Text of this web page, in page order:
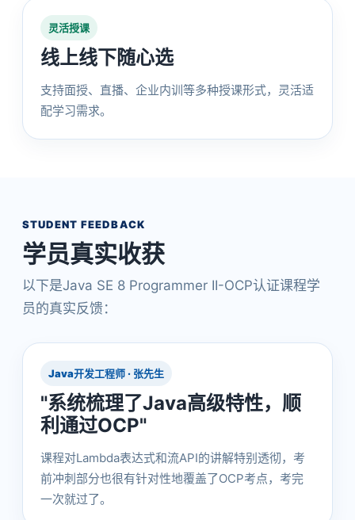
灵活授课
线上线下随心选
支持面授、直播、企业内训等多种授课形式，灵活适
配学习需求。
STUDENT FEEDBACK
学员真实收获
以下是Java SE 8 Programmer II-OCP认证课程学
员的真实反馈：
Java开发工程师 · 张先生
"系统梳理了Java高级特性，顺
利通过OCP"
课程对Lambda表达式和流API的讲解特别透彻，考
前冲刺部分也很有针对性地覆盖了OCP考点，考完
一次就过了。